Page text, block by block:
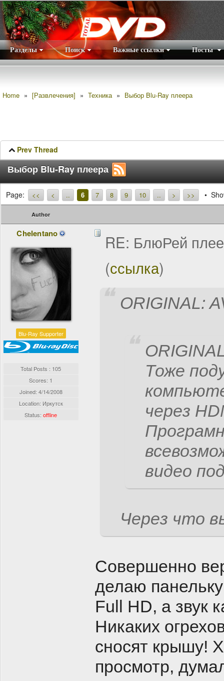
Разделы Поиск Важные ссылки Посты
Home » [Развлечения] » Техника » Выбор Blu-Ray плеера
Prev Thread
Выбор Blu-Ray плеера
Page: << < .. 6 7 8 9 10 .. > >>
Author
Chelentano
Blu-Ray Supporter
Total Posts : 105
Scores: 1
Joined: 4/14/2008
Location: Иркутск
Status:offline
RE: БлюРей
(ссылка)
ORIGINAL:
Тоже
через
видео
Через что
Совершенно
делаю
Full HD, а звук
Никаких
сносят крышу!
просмотр,